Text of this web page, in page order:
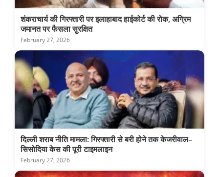
शंकराचार्य की गिरफ्तारी पर इलाहाबाद हाईकोर्ट की रोक, अग्रिम
जमानत पर फैसला सुरक्षित
February 27, 2026
दिल्ली शराब नीति मामला: गिरफ्तारी से बरी होने तक केजरीवाल–
सिसोदिया केस की पूरी टाइमलाइन
February 27, 2026